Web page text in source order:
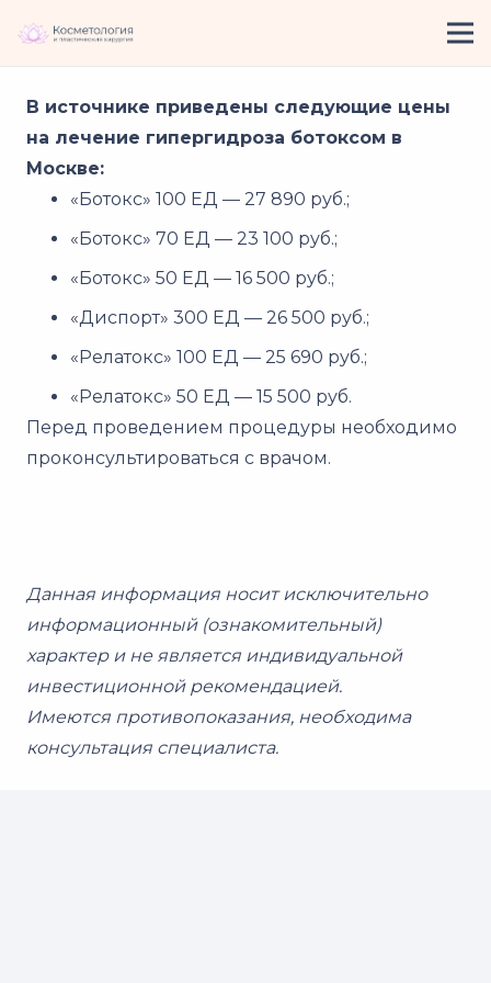
В источнике приведены следующие цены
на лечение гипергидроза ботоксом в
Москве:
«Ботокс» 100 ЕД — 27 890 руб.;
«Ботокс» 70 ЕД — 23 100 руб.;
«Ботокс» 50 ЕД — 16 500 руб.;
«Диспорт» 300 ЕД — 26 500 руб.;
«Релатокс» 100 ЕД — 25 690 руб.;
«Релатокс» 50 ЕД — 15 500 руб.
Перед проведением процедуры необходимо
проконсультироваться с врачом.
Данная информация носит исключительно
информационный (ознакомительный)
характер и не является индивидуальной
инвестиционной рекомендацией.
Имеются противопоказания, необходима
консультация специалиста.